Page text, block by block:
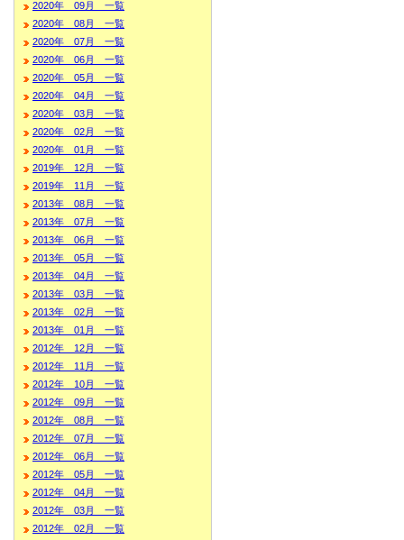
2020年 09月 一覧
2020年 08月 一覧
2020年 07月 一覧
2020年 06月 一覧
2020年 05月 一覧
2020年 04月 一覧
2020年 03月 一覧
2020年 02月 一覧
2020年 01月 一覧
2019年 12月 一覧
2019年 11月 一覧
2013年 08月 一覧
2013年 07月 一覧
2013年 06月 一覧
2013年 05月 一覧
2013年 04月 一覧
2013年 03月 一覧
2013年 02月 一覧
2013年 01月 一覧
2012年 12月 一覧
2012年 11月 一覧
2012年 10月 一覧
2012年 09月 一覧
2012年 08月 一覧
2012年 07月 一覧
2012年 06月 一覧
2012年 05月 一覧
2012年 04月 一覧
2012年 03月 一覧
2012年 02月 一覧